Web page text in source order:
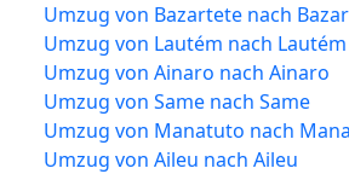
Umzug von Bazartete nach
Umzug von Lautém nach Lautém
Umzug von Ainaro nach Ainaro
Umzug von Same nach Same
Umzug von Manatuto nach
Umzug von Aileu nach Aileu